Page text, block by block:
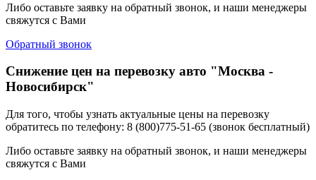
Либо оставьте заявку на обратный звонок, и наши менеджеры
свяжутся с Вами
Обратный звонок
Снижение цен на перевозку авто "Москва -
Новосибирск"
Для того, чтобы узнать актуальные цены на перевозку
обратитесь по телефону: 8 (800)775-51-65 (звонок бесплатный)
Либо оставьте заявку на обратный звонок, и наши менеджеры
свяжутся с Вами